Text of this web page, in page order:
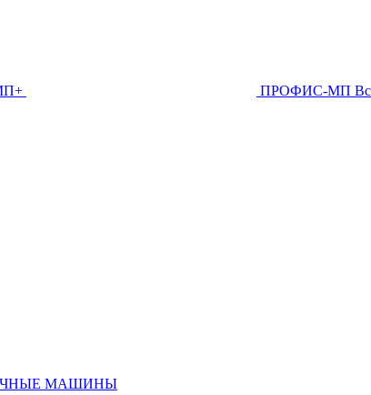
ПРОФИС-МП
МАШИНЫ